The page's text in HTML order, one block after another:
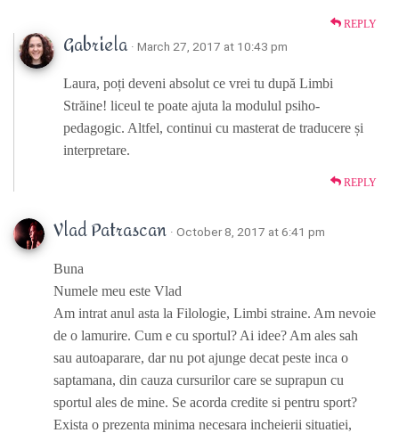
REPLY
Gabriela · March 27, 2017 at 10:43 pm
Laura, poți deveni absolut ce vrei tu după Limbi
Străine! liceul te poate ajuta la modulul psiho-
pedagogic. Altfel, continui cu masterat de traducere și
interpretare.
REPLY
Vlad Patrascan · October 8, 2017 at 6:41 pm
Buna
Numele meu este Vlad
Am intrat anul asta la Filologie, Limbi straine. Am nevoie
de o lamurire. Cum e cu sportul? Ai idee? Am ales sah
sau autoaparare, dar nu pot ajunge decat peste inca o
saptamana, din cauza cursurilor care se suprapun cu
sportul ales de mine. Se acorda credite si pentru sport?
Exista o prezenta minima necesara incheierii situatiei,